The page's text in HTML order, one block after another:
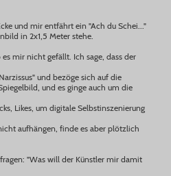
und mir entfährt ein "Ach du Schei..."
in 2x1,5 Meter stehe.
mir nicht gefällt. Ich sage, dass der
und bezöge sich auf die
und es ginge auch um die
Likes, um digitale Selbstinszenierung
aufhängen, finde es aber plötzlich
"Was will der Künstler mir damit